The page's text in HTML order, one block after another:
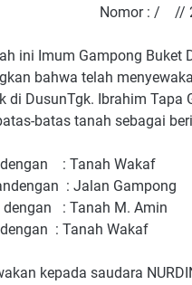
Nomor : / //
ini Imum Gampong Buket
bahwa telah
di DusunTgk. Ibrahim
batas tanah sebagai
dengan : Tanah Wakaf
: Jalan Gampong
dengan : Tanah M. Amin
: Tanah Wakaf
kepada saudara